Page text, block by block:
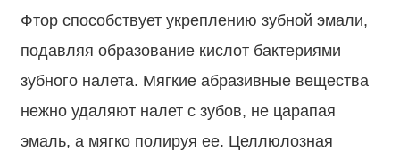
Фтор способствует укреплению зубной эмали,
подавляя образование кислот бактериями
зубного налета. Мягкие абразивные вещества
нежно удаляют налет с зубов, не царапая
эмаль, а мягко полируя ее. Целлюлозная